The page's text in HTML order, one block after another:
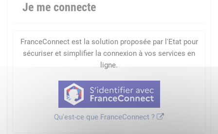
Je me connecte
FranceConnect est la solution proposée par l'Etat pour
sécuriser et simplifier la connexion à vos services en
ligne.
Qu'est-ce que FranceConnect ?